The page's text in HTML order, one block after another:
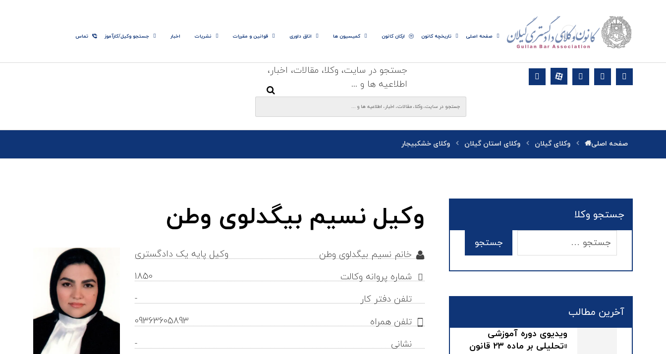
صفحه اصلی تاریخچه کانون ارکان کانون کمیسیون ها اتاق داوری قوانین و مقررات نشریات اخبار جستجو وکیل/کارآموز تماس
جستجو در سایت، وکلا، مقالات، اخبار،
اطلاعیه ها و ...
صفحه اصلی وکلای گیلان وکلای استان گیلان وکلای خشکبیجار
وکیل نسیم بیگدلوی وطن
خانم نسیم بیگدلوی وطن
وکیل پایه یک دادگستری
شماره پروانه وکالت
1850
تلفن دفتر کار
-
تلفن همراه
09363605893
نشانی
-
جستجو وکلا
آخرین مطالب
ویدیوی دوره آموزشی
«تحلیلی بر ماده ۲۳ قانون